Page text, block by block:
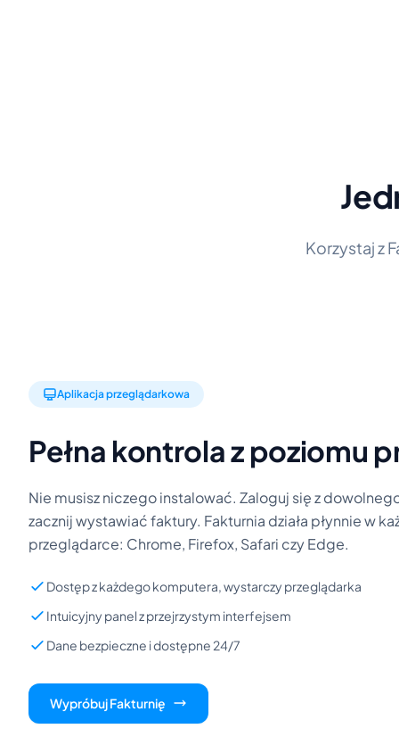
Korzystaj z
Aplikacja przeglądarkowa
Pełna kontrola z poziomu
Nie musisz niczego instalować. Zaloguj się z
zacznij wystawiać faktury. Fakturnia działa płynnie w
przeglądarce: Chrome, Firefox, Safari czy Edge.
Dostęp z każdego komputera, wystarczy przeglądarka
Intuicyjny panel z przejrzystym interfejsem
Dane bezpieczne i dostępne 24/7
Wypróbuj Fakturnię